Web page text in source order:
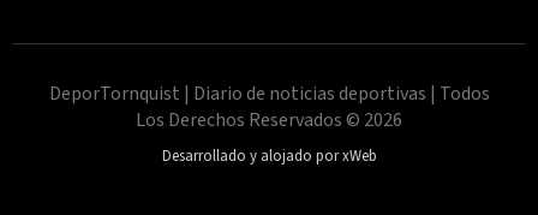
DeporTornquist | Diario de noticias deportivas | Todos
Los Derechos Reservados © 2026
Desarrollado y alojado por xWeb